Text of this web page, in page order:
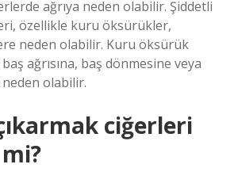
ağrıya neden olabilir. Şiddetli
özellikle kuru öksürükler,
neden olabilir. Kuru öksürük
ağrısına, baş dönmesine veya
olabilir.
ciğerleri